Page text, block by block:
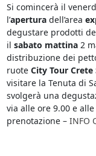
Si comincerà il
l’aperturadell’area
degustare prodotti
il sabato mattina2
distribuzione dei
ruote City Tour Crete
visitare la Tenuta di
svolgerà una
via alle ore 9.00 e
prenotazione – INFO